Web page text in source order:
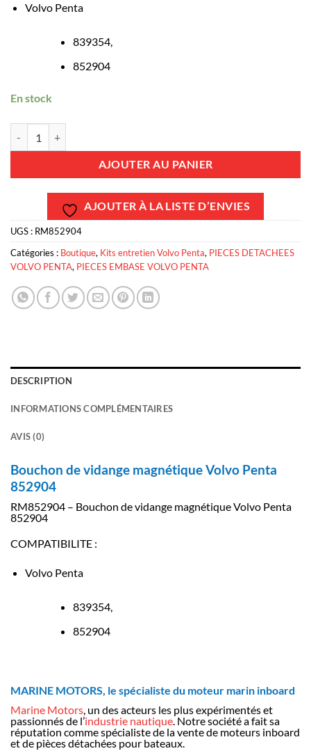
Volvo Penta
839354,
852904
En stock
AJOUTER AU PANIER
AJOUTER À LA LISTE D’ENVIES
UGS : RM852904
Catégories : Boutique, Kits entretien Volvo Penta, PIECES DETACHEES
VOLVO PENTA, PIECES EMBASE VOLVO PENTA
DESCRIPTION
INFORMATIONS COMPLÉMENTAIRES
AVIS (0)
Bouchon de vidange magnétique Volvo Penta
852904
RM852904 – Bouchon de vidange magnétique Volvo Penta
852904
COMPATIBILITE :
Volvo Penta
839354,
852904
MARINE MOTORS, le spécialiste du moteur marin inboard
Marine Motors, un des acteurs les plus expérimentés et
passionnés de l’industrie nautique. Notre société a fait sa
réputation comme spécialiste de la vente de moteurs inboard
et de pièces détachées pour bateaux.